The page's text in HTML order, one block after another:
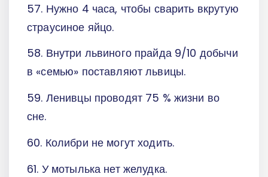
57. Нужно 4 часа, чтобы сварить вкрутую
страусиное яйцо.
58. Внутри львиного прайда 9/10 добычи
в «семью» поставляют львицы.
59. Ленивцы проводят 75 % жизни во
сне.
60. Колибри не могут ходить.
61. У мотылька нет желудка.